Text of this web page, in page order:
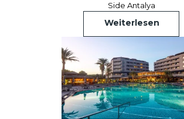
Side Antalya
Weiterlesen